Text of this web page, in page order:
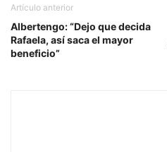
Artículo anterior
Albertengo: “Dejo que decida
Rafaela, así saca el mayor
beneficio”